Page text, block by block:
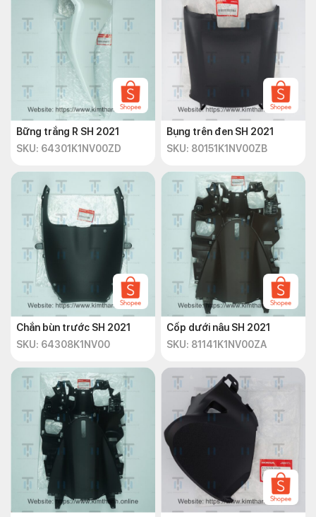
Bững trắng R SH 2021
SKU: 64301K1NV00ZD
Bụng trên đen SH 2021
SKU: 80151K1NV00ZB
Chắn bùn trước SH 2021
SKU: 64308K1NV00
Cốp dưới nâu SH 2021
SKU: 81141K1NV00ZA